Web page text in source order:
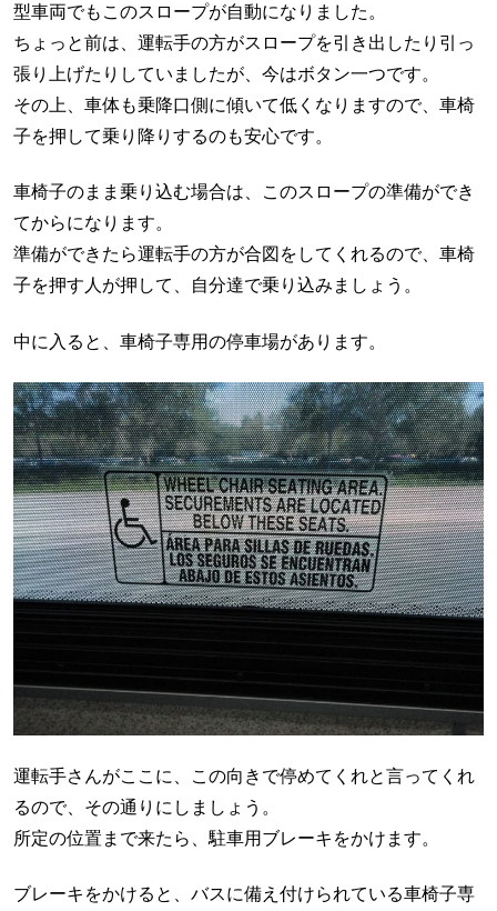
型車両でもこのスロープが自動になりました。
ちょっと前は、運転手の方がスロープを引き出したり引っ
張り上げたりしていましたが、今はボタン一つです。
その上、車体も乗降口側に傾いて低くなりますので、車椅
子を押して乗り降りするのも安心です。
車椅子のまま乗り込む場合は、このスロープの準備ができ
てからになります。
準備ができたら運転手の方が合図をしてくれるので、車椅
子を押す人が押して、自分達で乗り込みましょう。
中に入ると、車椅子専用の停車場があります。
運転手さんがここに、この向きで停めてくれと言ってくれ
るので、その通りにしましょう。
所定の位置まで来たら、駐車用ブレーキをかけます。
ブレーキをかけると、バスに備え付けられている車椅子専